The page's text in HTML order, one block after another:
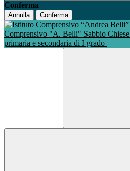
Conferma
Annulla Conferma
Comprensivo "A. Belli" Sabbio Chiese
primaria e secondaria di I grado